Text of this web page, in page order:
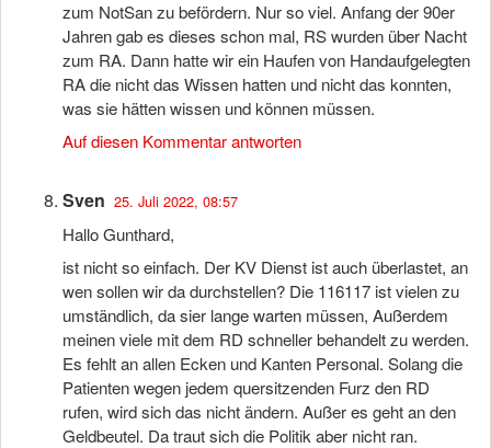
zum NotSan zu befördern. Nur so viel. Anfang der 90er
Jahren gab es dieses schon mal, RS wurden über Nacht
zum RA. Dann hatte wir ein Haufen von Handaufgelegten
RA die nicht das Wissen hatten und nicht das konnten,
was sie hätten wissen und können müssen.
Auf diesen Kommentar antworten
Sven 25. Juli 2022, 08:57
Hallo Gunthard,
ist nicht so einfach. Der KV Dienst ist auch überlastet, an
wen sollen wir da durchstellen? Die 116117 ist vielen zu
umständlich, da sier lange warten müssen, Außerdem
meinen viele mit dem RD schneller behandelt zu werden.
Es fehlt an allen Ecken und Kanten Personal. Solang die
Patienten wegen jedem quersitzenden Furz den RD
rufen, wird sich das nicht ändern. Außer es geht an den
Geldbeutel. Da traut sich die Politik aber nicht ran.